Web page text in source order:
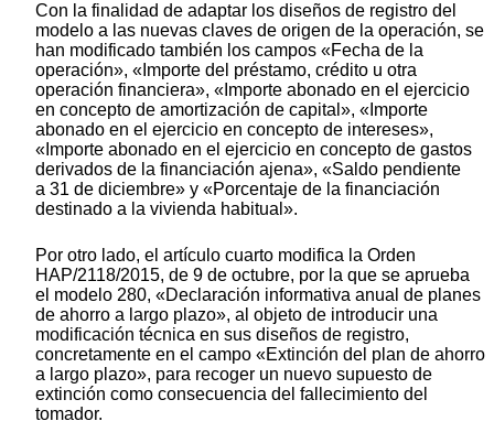
Con la finalidad de adaptar los diseños de registro del
modelo a las nuevas claves de origen de la operación, se
han modificado también los campos «Fecha de la
operación», «Importe del préstamo, crédito u otra
operación financiera», «Importe abonado en el ejercicio
en concepto de amortización de capital», «Importe
abonado en el ejercicio en concepto de intereses»,
«Importe abonado en el ejercicio en concepto de gastos
derivados de la financiación ajena», «Saldo pendiente
a 31 de diciembre» y «Porcentaje de la financiación
destinado a la vivienda habitual».
Por otro lado, el artículo cuarto modifica la Orden
HAP/2118/2015, de 9 de octubre, por la que se aprueba
el modelo 280, «Declaración informativa anual de planes
de ahorro a largo plazo», al objeto de introducir una
modificación técnica en sus diseños de registro,
concretamente en el campo «Extinción del plan de ahorro
a largo plazo», para recoger un nuevo supuesto de
extinción como consecuencia del fallecimiento del
tomador.